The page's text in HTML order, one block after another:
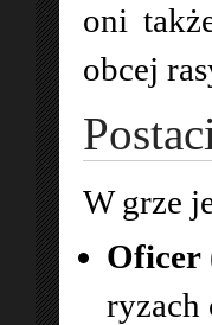
oni
obcej
W grze
Oficer
ryzach